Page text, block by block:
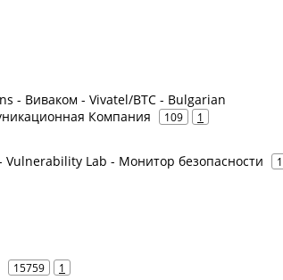
- Виваком - Vivatel/BTC - Bulgarian
Компания
109 1
Vulnerability Lab - Монитор безопасности
15759 1